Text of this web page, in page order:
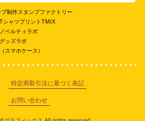
プ制作スタンプファクトリー
シャツプリントTMIX
ベルティラボ
ッズラボ
スマホケース）
特定商取引法に基づく表記
お問い合わせ